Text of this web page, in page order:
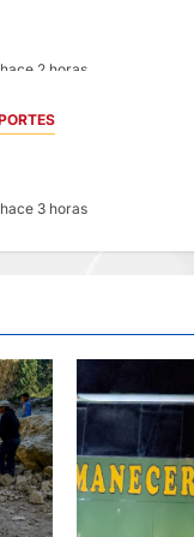
hace 2 horas
hace 3 horas